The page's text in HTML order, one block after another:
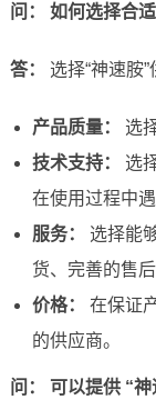
问： 如何选择合
答： 选择“神速胺
产品质量：
选
技术支持：
选
在使用过程中
服务：
选择能
货、完善的售后
价格：
在保证
的供应商。
问： 可以提供 “神